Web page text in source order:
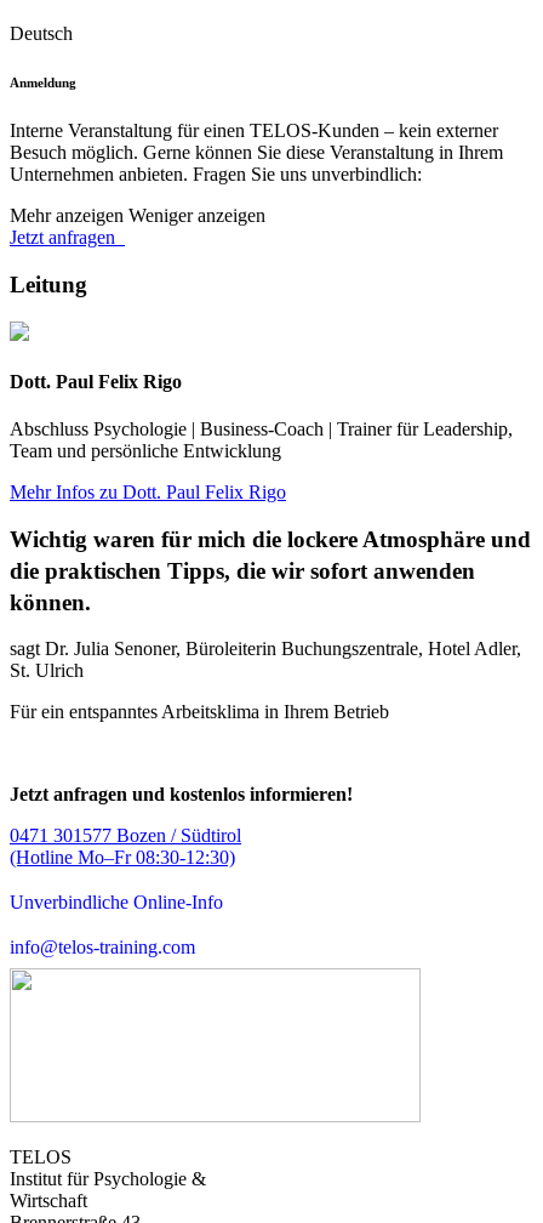
Deutsch
Anmeldung
Interne Veranstaltung für einen TELOS-Kunden – kein externer
Besuch möglich. Gerne können Sie diese Veranstaltung in Ihrem
Unternehmen anbieten. Fragen Sie uns unverbindlich:
Mehr anzeigen Weniger anzeigen
Jetzt anfragen
Leitung
Dott. Paul Felix Rigo
Abschluss Psychologie | Business-Coach | Trainer für Leadership,
Team und persönliche Entwicklung
Mehr Infos zu Dott. Paul Felix Rigo
Wichtig waren für mich die lockere Atmosphäre und
die praktischen Tipps, die wir sofort anwenden
können.
sagt Dr. Julia Senoner, Büroleiterin Buchungszentrale, Hotel Adler,
St. Ulrich
Für ein entspanntes Arbeitsklima in Ihrem Betrieb
Jetzt anfragen und kostenlos informieren!
0471 301577 Bozen / Südtirol
(Hotline Mo–Fr 08:30-12:30)
Unverbindliche Online-Info
info@telos-training.com
TELOS
Institut für Psychologie &
Wirtschaft